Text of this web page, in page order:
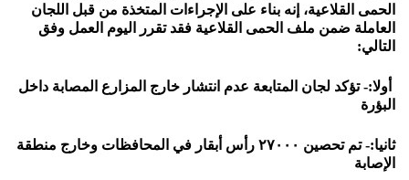
الحمى القلاعية، إنه بناء على الإجراءات المتخذة من قبل اللجان
العاملة ضمن ملف الحمى القلاعية فقد تقرر اليوم العمل وفق
التالي:
‏ أولا:- تؤكد لجان المتابعة عدم انتشار خارج المزارع المصابة داخل
البؤرة
ثانيا:- تم تحصين ٢٧٠٠٠ رأس أبقار في المحافظات وخارج منطقة
الإصابة